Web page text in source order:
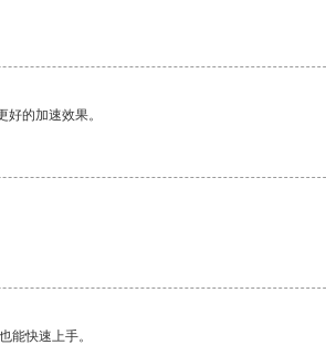
的加速效果。
能快速上手。